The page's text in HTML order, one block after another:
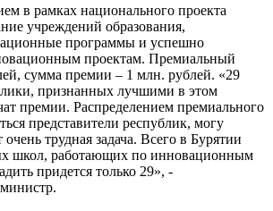
в рамках национального проекта
учреждений образования,
программы и успешно
проектам. Премиальный
сумма премии – 1 млн. рублей. «29
признанных лучшими в этом
премии. Распределением премиального
представители республик, могу
очень трудная задача. Всего в Бурятии
школ, работающих по инновационным
придется только 29», -